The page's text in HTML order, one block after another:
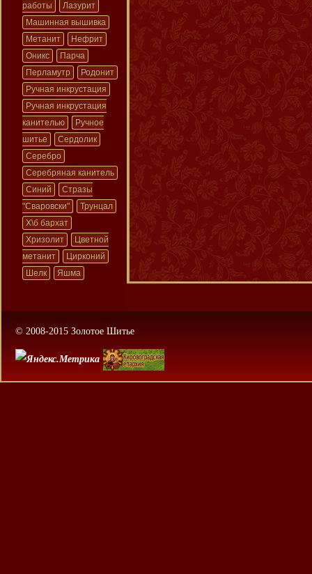
работы
Лазурит
Машинная вышивка
Метанит
Нефрит
Оникс
Парча
Перламутр
Родонит
Ручная инкрустация
Ручная инкрустация
канителью
Ручное
шитье
Сердолик
Серебро
Серебряная канитель
Синий
Стразы
"Сваровски"
Трунцал
Х\б бархат
Хризолит
Цветной
метанит
Цирконий
Шелк
Яшма
© 2008-2015 Золотое Шитье